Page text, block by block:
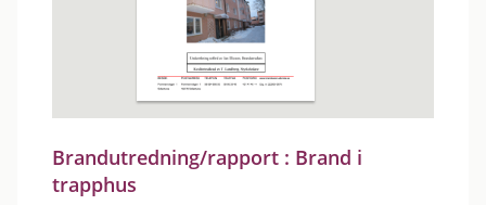
Brandutredning/rapport : Brand i
trapphus